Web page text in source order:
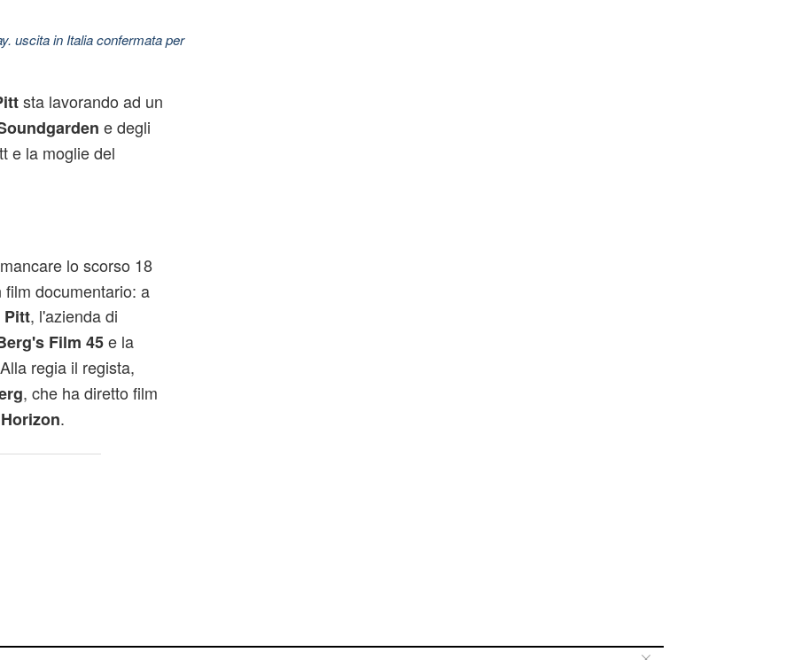
uscita in Italia confermata per
sta lavorando ad un
e degli
e la moglie del
lo scorso 18
documentario: a
, l'azienda di
Film 45e la
regia il regista,
, che ha diretto film
.